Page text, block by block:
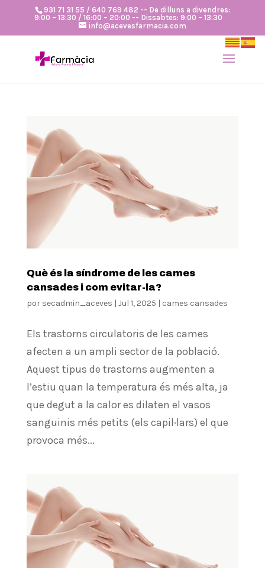
931 71 31 55 / 640 769 482 -- De dilluns a divendres:
9:00 – 13:30 / 16:00 – 20:00 -- Dissabtes: 9:00 – 13:30
info@acevesfarmacia.com
Què és la síndrome de les cames
cansades i com evitar-la?
por secadmin_aceves | Jul 1, 2025 | cames cansades
Els trastorns circulatoris de les cames
afecten a un ampli sector de la població.
Aquest tipus de trastorns augmenten a
l’estiu quan la temperatura és més alta, ja
que degut a la calor es dilaten el vasos
sanguinis més petits (els capil·lars) el que
provoca més...